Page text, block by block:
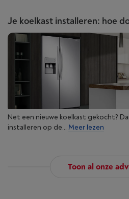
Je koelkast installeren: hoe
Net een nieuwe koelkast gekocht?
installeren op de... Meer lezen
Toon al onze